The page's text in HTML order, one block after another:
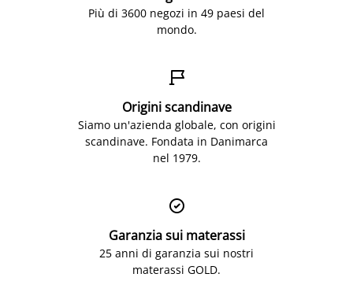
Più di 3600 negozi in 49 paesi del
mondo.

Origini scandinave
Siamo un'azienda globale, con origini
scandinave. Fondata in Danimarca
nel 1979.

Garanzia sui materassi
25 anni di garanzia sui nostri
materassi GOLD.